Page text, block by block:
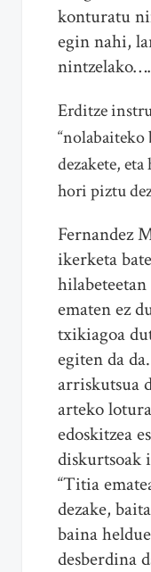
konturatu
egin nahi,
Erditze
“nolabaiteko
dezakete,
hori piztu
Fernandez
ikerketa
ematen ez
txikiagoa
egiten da
arriskutsua
arteko
edoskitzea
diskurtsoak
“Titia
dezake,
baina
desberdina